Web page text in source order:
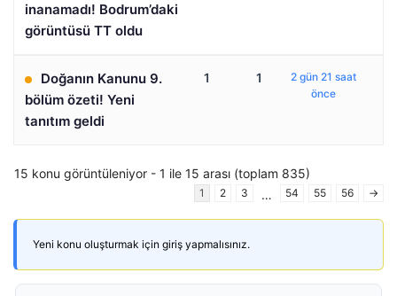
inanamadı! Bodrum’daki
görüntüsü TT oldu
Doğanın Kanunu 9.
bölüm özeti! Yeni
tanıtım geldi
1 1
2 gün 21 saat
önce
15 konu görüntüleniyor - 1 ile 15 arası (toplam 835)
1 2 3 … 54 55 56 →
Yeni konu oluşturmak için giriş yapmalısınız.